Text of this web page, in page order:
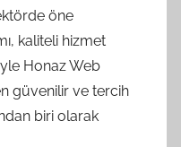
öne
kaliteli hizmet
Honaz Web
güvenilir ve tercih
biri olarak